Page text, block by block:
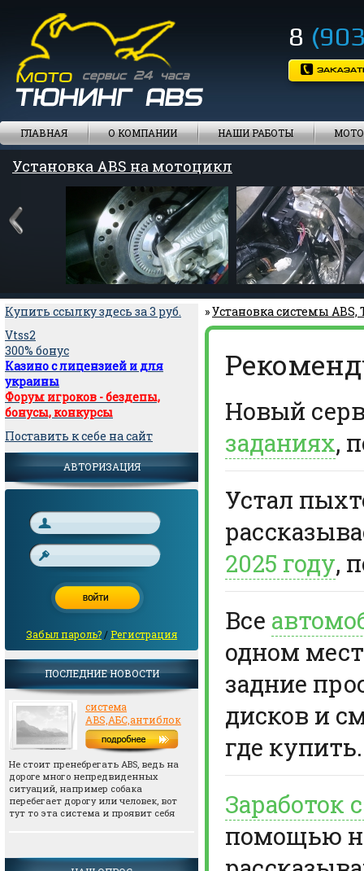
8
ГЛАВНАЯ О КОМПАНИИ НАШИ РАБОТЫ
Установка ABS на мотоцикл
Купить ссылку здесь за3 руб.
Vtss2
300% бонус
Казино с лицензией и для
украины
Форум игроков - бездепы,
бонусы, конкурсы
Поставить к себе на сайт
АВТОРИЗАЦИЯ
Забыл пароль? /Регистрация
ПОСЛЕДНИЕ НОВОСТИ
система
ABS,АБС,антиблок
Не стоит пренебрегать АВS, ведь на
дороге много непредвиденных
ситуаций, например собака
перебегает дорогу или человек, вот
тут то эта система и проявит себя
»Установка системы
Новый
заданиях,
Устал
2025 году,
Все
одном
задние
дисков и
где купить.
помощью